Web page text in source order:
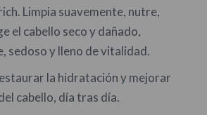
Limpia suavemente, nutre,
el cabello seco y dañado,
sedoso y lleno de vitalidad.
la hidratación y mejorar
cabello, día tras día.